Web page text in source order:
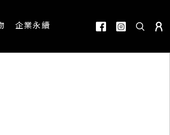
企業永續